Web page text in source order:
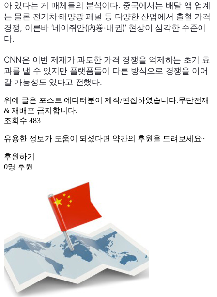
아 있다는 게 매체들의 분석이다. 중국에서는 배달 앱 업계
는 물론 전기차·태양광 패널 등 다양한 산업에서 출혈 가격
경쟁, 이른바 ‘네이쥐안(內卷·내권)’ 현상이 심각한 수준이
다.
CNN은 이번 제재가 과도한 가격 경쟁을 억제하는 초기 효
과를 낼 수 있지만 플랫폼들이 다른 방식으로 경쟁을 이어
갈 가능성도 있다고 전했다.
위에 글은 포스트 에디터분이 제작/편집하였습니다.무단전재
& 재배포 금지합니다.
조회수 483
유용한 정보가 도움이 되셨다면 약간의 후원을 드려보세요~
후원하기
0명 후원